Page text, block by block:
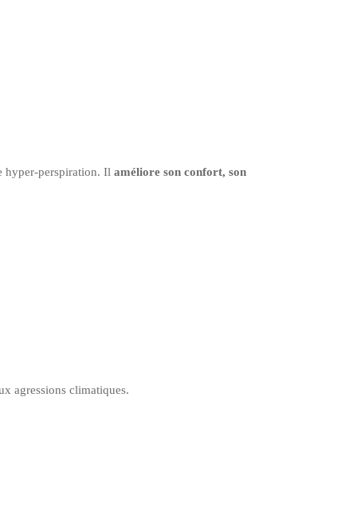
hyper-perspiration. Il améliore son confort, son
agressions climatiques.